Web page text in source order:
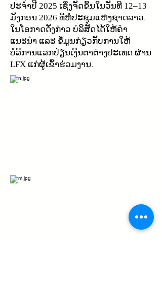
ປະຈຳປີ 2025 ເຊິ່ງຈັດຂຶ້ນໃນວັນທີ 12–13
ມັງກອນ 2026 ທີ່ຫໍປະຊຸມແຫ່ງຊາດລາວ.
ໃນໂອກາດດັ່ງກ່າວ ບໍລິສັດໄດ້ໃຫ້ຄຳ
ແນະນຳ ແລະ ຂໍ້ມູນກ່ຽວກັບການໃຫ້
ບໍລິການແລກປ່ຽນເງິນຕາຕ່າງປະເທດ ຜ່ານ
LFX ແກ່ຜູ້ເຂົ້າຮ່ວມງານ.